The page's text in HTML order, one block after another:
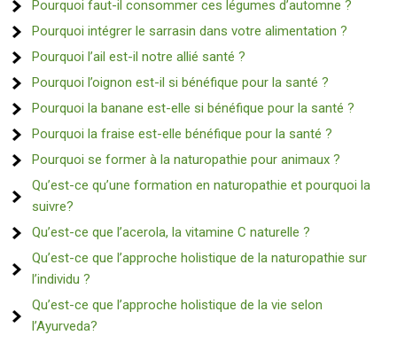
Pourquoi faut-il consommer ces légumes d’automne ?
Pourquoi intégrer le sarrasin dans votre alimentation ?
Pourquoi l’ail est-il notre allié santé ?
Pourquoi l’oignon est-il si bénéfique pour la santé ?
Pourquoi la banane est-elle si bénéfique pour la santé ?
Pourquoi la fraise est-elle bénéfique pour la santé ?
Pourquoi se former à la naturopathie pour animaux ?
Qu’est-ce qu’une formation en naturopathie et pourquoi la
suivre?
Qu’est-ce que l’acerola, la vitamine C naturelle ?
Qu’est-ce que l’approche holistique de la naturopathie sur
l’individu ?
Qu’est-ce que l’approche holistique de la vie selon
l’Ayurveda?